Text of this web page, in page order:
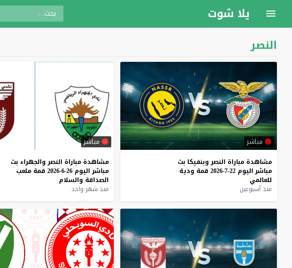
يلا شوت
النصر
مباشر
مشاهدة مباراة النصر وبنفيكا بث
مباشر اليوم 22-7-2026 قمة ودية
للعالمي
منذ أسبوعين
مباشر
مشاهدة مباراة النصر والجهراء بث
مباشر اليوم 26-6-2026 قمة ملعب
الصداقة والسلام
منذ شهر واحد